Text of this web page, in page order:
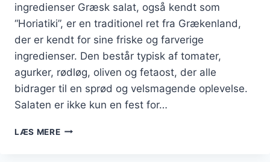
ingredienser Græsk salat, også kendt som
“Horiatiki”, er en traditionel ret fra Grækenland,
der er kendt for sine friske og farverige
ingredienser. Den består typisk af tomater,
agurker, rødløg, oliven og fetaost, der alle
bidrager til en sprød og velsmagende oplevelse.
Salaten er ikke kun en fest for…
LÆS MEREGRÆSK